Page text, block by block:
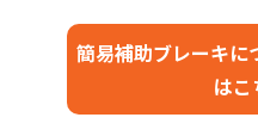
簡易補助ブレーキに
はこ